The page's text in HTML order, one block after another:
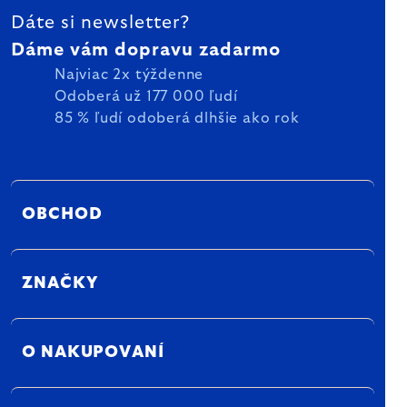
Dáte si newsletter?
Dáme vám dopravu zadarmo
Najviac 2x týždenne
Odoberá už 177 000 ľudí
85 % ľudí odoberá dlhšie ako rok
OBCHOD
ZNAČKY
O NAKUPOVANÍ